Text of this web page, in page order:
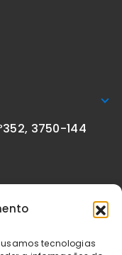
usamos tecnologias
3750-144